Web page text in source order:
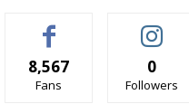
8,567
Fans
0
Followers